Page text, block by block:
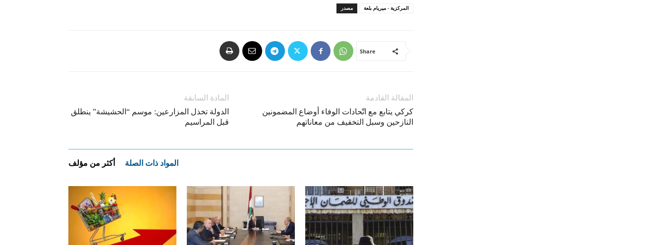
مصدر المركزية - ميريام بلعة
Share
المادة السابقة
الدولة تخذل المزارعين: موسم “الحشيشة” ينطلق
قبل المراسيم
المقالة القادمة
كركي يتابع مع اتّحادات الوفاء أوضاع المضمونين
النازحين وسبل التخفيف من معاناتهم
المواد ذات الصلة أكثر من مؤلف